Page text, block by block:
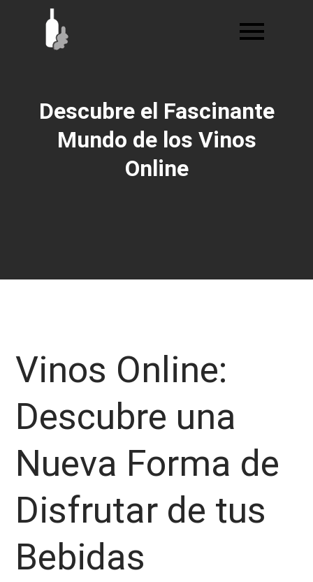
contenido
Descubre el Fascinante
Mundo de los Vinos
Online
Vinos Online:
Descubre una
Nueva Forma de
Disfrutar de tus
Bebidas